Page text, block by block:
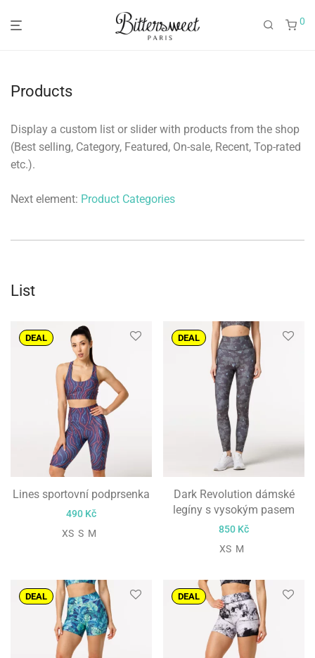
0
Products
Display a custom list or slider with products from the shop
(Best selling, Category, Featured, On-sale, Recent, Top-rated
etc.).
Next element: Product Categories
List
DEAL
Lines sportovní podprsenka
490 Kč
XS S M
DEAL
Dark Revolution dámské
legíny s vysokým pasem
850 Kč
XS M
DEAL DEAL